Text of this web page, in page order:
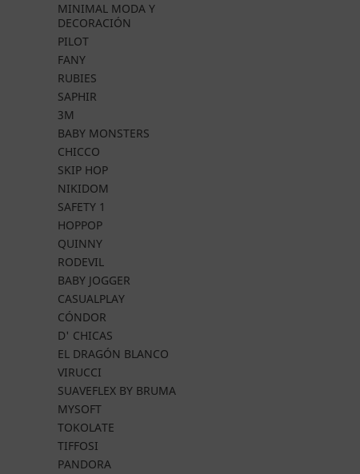
MINIMAL MODA Y
DECORACIÓN
PILOT
FANY
RUBIES
SAPHIR
3M
BABY MONSTERS
CHICCO
SKIP HOP
NIKIDOM
SAFETY 1
HOPPOP
QUINNY
RODEVIL
BABY JOGGER
CASUALPLAY
CÓNDOR
D' CHICAS
EL DRAGÓN BLANCO
VIRUCCI
SUAVEFLEX BY BRUMA
MYSOFT
TOKOLATE
TIFFOSI
PANDORA